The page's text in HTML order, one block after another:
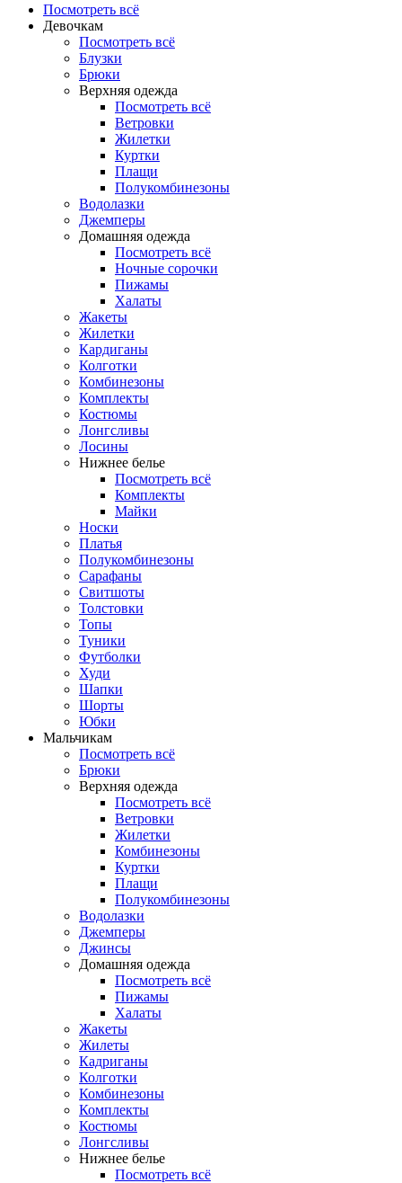
Посмотреть всё
Девочкам
Посмотреть всё
Блузки
Брюки
Верхняя одежда
Посмотреть всё
Ветровки
Жилетки
Куртки
Плащи
Полукомбинезоны
Водолазки
Джемперы
Домашняя одежда
Посмотреть всё
Ночные сорочки
Пижамы
Халаты
Жакеты
Жилетки
Кардиганы
Колготки
Комбинезоны
Комплекты
Костюмы
Лонгсливы
Лосины
Нижнее белье
Посмотреть всё
Комплекты
Майки
Носки
Платья
Полукомбинезоны
Сарафаны
Свитшоты
Толстовки
Топы
Туники
Футболки
Худи
Шапки
Шорты
Юбки
Мальчикам
Посмотреть всё
Брюки
Верхняя одежда
Посмотреть всё
Ветровки
Жилетки
Комбинезоны
Куртки
Плащи
Полукомбинезоны
Водолазки
Джемперы
Джинсы
Домашняя одежда
Посмотреть всё
Пижамы
Халаты
Жакеты
Жилеты
Кадриганы
Колготки
Комбинезоны
Комплекты
Костюмы
Лонгсливы
Нижнее белье
Посмотреть всё